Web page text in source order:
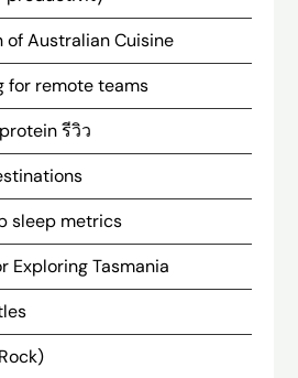
of Australian Cuisine
for remote teams
รีวิว
sleep metrics
Exploring Tasmania